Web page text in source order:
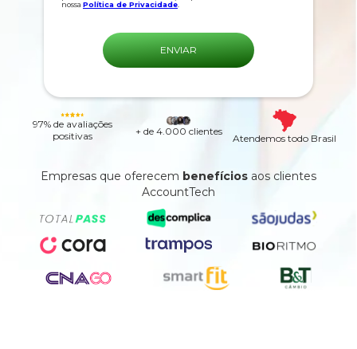
nossa Política de Privacidade
97% de avaliações
positivas
+ de 4.000 clientes
Atendemos todo Brasil
Empresas que oferecem benefícios aos clientes
AccountTech